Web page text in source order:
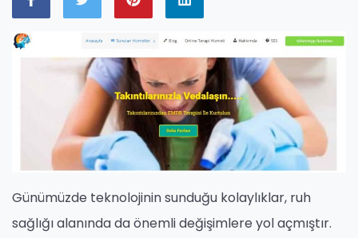
Günümüzde teknolojinin sunduğu kolaylıklar, ruh
sağlığı alanında da önemli değişimlere yol açmıştır.